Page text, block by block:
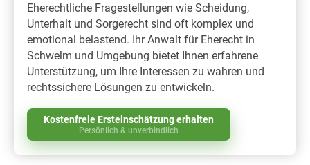
Eherechtliche Fragestellungen wie Scheidung,
Unterhalt und Sorgerecht sind oft komplex und
emotional belastend. Ihr Anwalt für Eherecht in
Schwelm und Umgebung bietet Ihnen erfahrene
Unterstützung, um Ihre Interessen zu wahren und
rechtssichere Lösungen zu entwickeln.
Kostenfreie Ersteinschätzung erhalten
Persönlich & unverbindlich